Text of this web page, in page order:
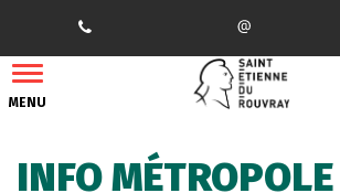
MENU
INFO